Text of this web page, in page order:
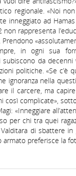
regionale. «Noi
inneggiato ad
non rappresenta
in ogni sua
da
politiche. «Se c’è
ignoranza nella
il carcere, ma
così complicate»,
«Inneggiare
per chi tra quei
di sbattere in
preferisce la